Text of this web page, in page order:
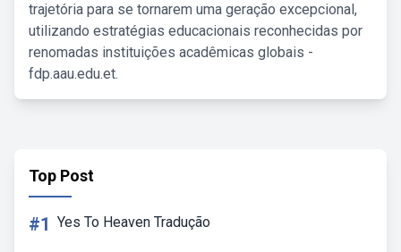
trajetória para se tornarem uma geração excepcional,
utilizando estratégias educacionais reconhecidas por
renomadas instituições acadêmicas globais -
fdp.aau.edu.et.
Top Post
#1 Yes To Heaven Tradução